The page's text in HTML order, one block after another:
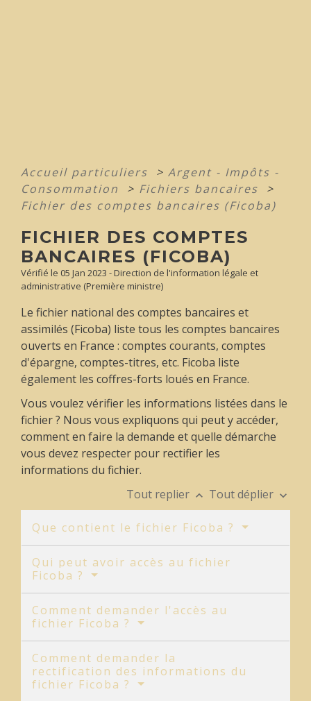
Accueil particuliers > Argent - Impôts -
Consommation
> Fichiers bancaires
>
Fichier des comptes bancaires (Ficoba)
FICHIER DES COMPTES
BANCAIRES (FICOBA)
Vérifié le 05 Jan 2023 - Direction de l'information légale et
administrative (Première ministre)
Le fichier national des comptes bancaires et
assimilés (Ficoba) liste tous les comptes bancaires
ouverts en France : comptes courants, comptes
d'épargne, comptes-titres, etc. Ficoba liste
également les coffres-forts loués en France.
Vous voulez vérifier les informations listées dans le
fichier ? Nous vous expliquons qui peut y accéder,
comment en faire la demande et quelle démarche
vous devez respecter pour rectifier les
informations du fichier.
Tout replier keyboard_arrow_up Tout déplier keyboard_arrow_down
Que contient le fichier Ficoba ?
Qui peut avoir accès au fichier
Ficoba ?
Comment demander l'accès au
fichier Ficoba ?
Comment demander la
rectification des informations du
fichier Ficoba ?